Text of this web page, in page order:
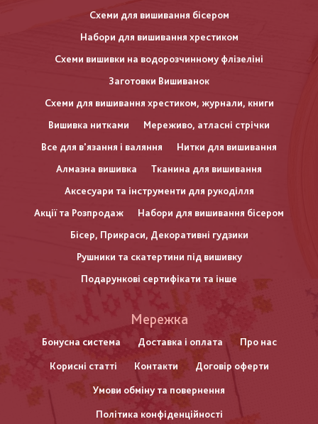
Схеми для вишивання бісером
Набори для вишивання хрестиком
Схеми вишивки на водорозчинному флізеліні
Заготовки Вишиванок
Схеми для вишивання хрестиком, журнали, книги
Вишивка нитками
Мереживо, атласні стрічки
Все для в'язання і валяння
Нитки для вишивання
Алмазна вишивка
Тканина для вишивання
Аксесуари та інструменти для рукоділля
Акції та Розпродаж
Набори для вишивання бісером
Бісер, Прикраси, Декоративні гудзики
Рушники та скатертини під вишивку
Подарункові сертифікати та інше
нижнього
колонтитулу
Мережка
Бонусна система Доставка і оплата Про нас
Корисні статті Контакти Договір оферти
Умови обміну та повернення
Політика конфіденційності